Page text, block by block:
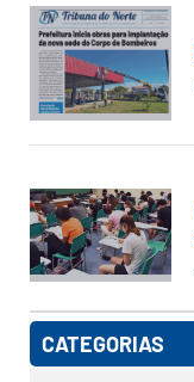
CATEGORIAS